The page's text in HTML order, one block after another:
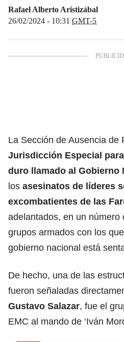
Rafael Alberto Aristizábal
26/02/2024 - 10:31 GMT-5
La Sección de Ausencia de
Jurisdicción Especial
duro llamado al Gobierno
los asesinatos de líderes
excombatientes de las
adelantados, en un número
grupos armados con los
gobierno nacional está
De hecho, una de las
fueron señaladas
Gustavo Salazar, fue el
EMC al mando de ‘Iván